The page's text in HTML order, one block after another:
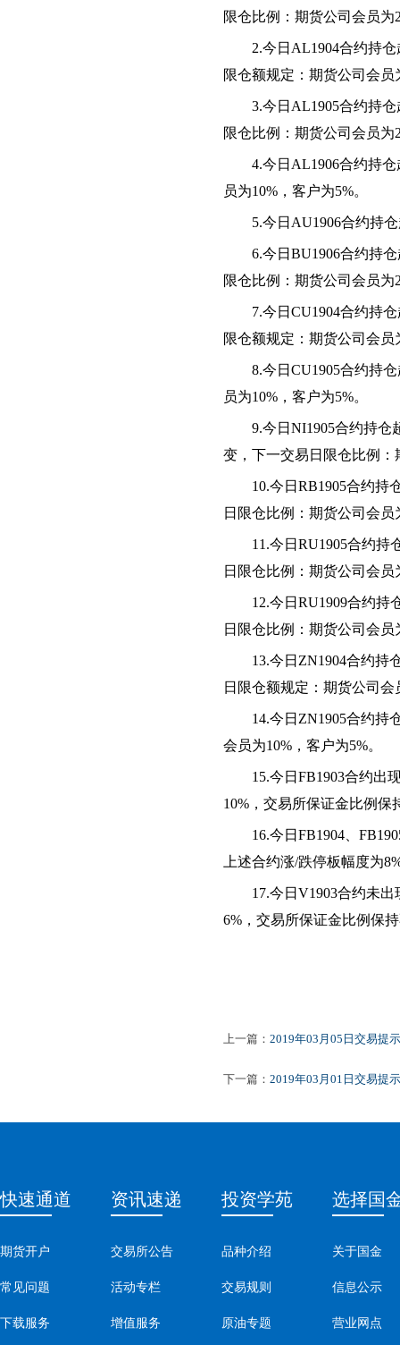
限仓比例：期货公司会员为
2.今日AL1904合约持
限仓额规定：期货公司会
3.今日AL1905合约持
限仓比例：期货公司会员为
4.今日AL1906合约持
员为10%，客户为5%。
5.今日AU1906合约持
6.今日BU1906合约持
限仓比例：期货公司会员为
7.今日 CU1904合约持
限仓额规定：期货公司会员
8.今日CU1905合约持
员为10%，客户为5%。
9.今日NI1905合约持仓
变，下一交易日限仓比例：
10.今日RB1905合约持
日限仓比例：期货公司会员
11.今日RU1905合约
日限仓比例：期货公司会员
12.今日RU1909合约
日限仓比例：期货公司会员
13.今日 ZN1904合约持
日限仓额规定：期货公司会
14.今日ZN1905合约持
会员为10%，客户为5%。
15.今日FB1903合约出
10%，交易所保证金比例保
16.今日FB1904、
上述合约涨/跌停板幅度为
17.今日V1903合约未
6%，交易所保证金比例保
上一篇： 2019年03月05日交易提示
下一篇： 2019年03月01日交易提示
快速通道
期货开户
常见问题
下载服务
资讯速递
交易所公告
活动专栏
增值服务
投资学苑
品种介绍
交易规则
原油专题
选择国
关于国金
信息公示
营业网点